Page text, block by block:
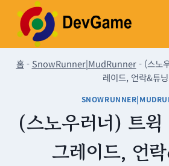
Skip
content
홈- SnowRunner|MudRunner- (스노
레이드, 언락&튜닝
(스노우러너) 트
그레이드, 언